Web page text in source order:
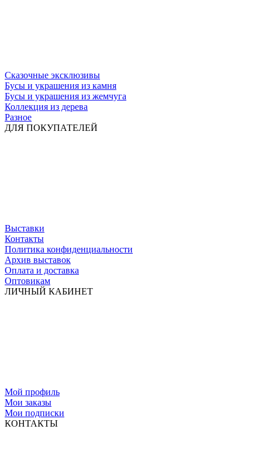
Сказочные эксклюзивы
Бусы и украшения из камня
Бусы и украшения из жемчуга
Коллекция из дерева
Разное
ДЛЯ ПОКУПАТЕЛЕЙ
Выставки
Контакты
Политика конфиденциальности
Архив выставок
Оплата и доставка
Оптовикам
ЛИЧНЫЙ КАБИНЕТ
Мой профиль
Мои заказы
Мои подписки
КОНТАКТЫ